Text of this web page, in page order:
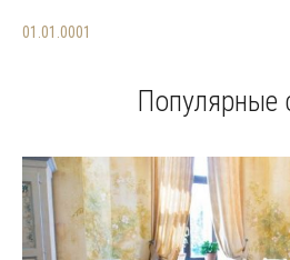
01.01.0001
Популярные